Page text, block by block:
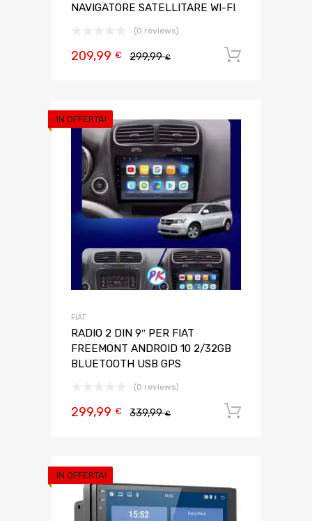
NAVIGATORE SATELLITARE WI-FI
(0 reviews)
299,99€
209,99 €
IN OFFERTA!
FIAT
RADIO 2 DIN 9″ PER FIAT
FREEMONT ANDROID 10 2/32GB
BLUETOOTH USB GPS
(0 reviews)
339,99€
299,99 €
IN OFFERTA!